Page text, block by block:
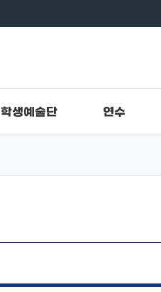
학생예술단 연수